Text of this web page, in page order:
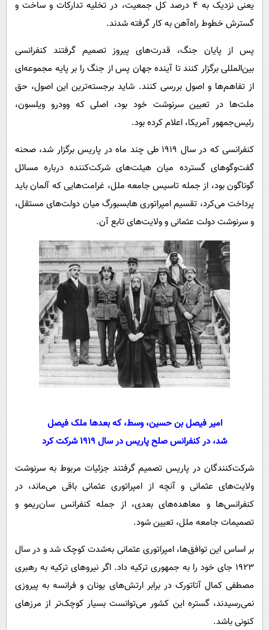
یعنی نزدیک به ۴ درصد کل جمعیت، در تخلیه تدارکات و ساخت و
گسترش خطوط راه‌آهن به کار گرفته شدند.
پس از پایان جنگ، قدرت‌های پیروز تصمیم گرفتند کنفرانسی
بین‌المللی برگزار کنند تا آینده جهان پس از جنگ را بر پایه مجموعه‌ای
از تفاهم‌ها و اصول بررسی کنند. شاید برجسته‌ترین این اصول، حق
ملت‌ها در تعیین سرنوشت خود بود، اصلی که وودرو ویلسون،
رئیس‌جمهور آمریکا، اعلام کرده بود.
کنفرانسی که در سال ۱۹۱۹ طی چند ماه در پاریس برگزار شد، صحنه
گفت‌وگوهای گسترده میان هیئت‌های شرکت‌کننده درباره مسائل
گوناگون بود، از جمله تاسیس جامعه ملل، غرامت‌هایی که آلمان باید
پرداخت می‌کرد، تقسیم امپراتوری هابسبورگ میان دولت‌های مستقل،
و سرنوشت دولت عثمانی و ولایت‌های تابع آن.
امیر فیصل بن حسین، وسط، که بعدها ملک فیصل
شد، در کنفرانس صلح پاریس در سال ۱۹۱۹ شرکت کرد
شرکت‌کنندگان در پاریس تصمیم گرفتند جزئیات مربوط به سرنوشت
ولایت‌های عثمانی و آنچه از امپراتوری عثمانی باقی می‌ماند، در
کنفرانس‌ها و معاهده‌های بعدی، از جمله کنفرانس سان‌ریمو و
تصمیمات جامعه ملل، تعیین شود.
بر اساس این توافق‌ها، امپراتوری عثمانی به‌شدت کوچک شد و در سال
۱۹۲۳ جای خود را به جمهوری ترکیه داد. اگر نیروهای ترکیه به رهبری
مصطفی کمال آتاتورک در برابر ارتش‌های یونان و فرانسه به پیروزی
نمی‌رسیدند، گستره این کشور می‌توانست بسیار کوچک‌تر از مرزهای
کنونی باشد.